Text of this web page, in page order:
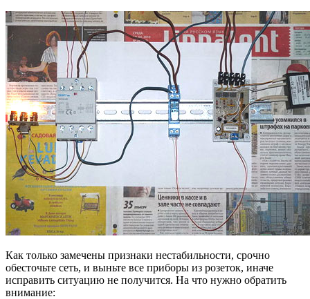
Как только замечены признаки нестабильности, срочно
обесточьте сеть, и выньте все приборы из розеток, иначе
исправить ситуацию не получится. На что нужно обратить
внимание: